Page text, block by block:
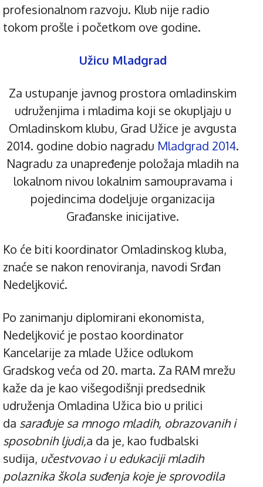
profesionalnom razvoju. Klub nije radio
tokom prošle i početkom ove godine.
Užicu Mladgrad
Za ustupanje javnog prostora omladinskim
udruženjima i mladima koji se okupljaju u
Omladinskom klubu, Grad Užice je avgusta
2014. godine dobio nagradu Mladgrad 2014.
Nagradu za unapređenje položaja mladih na
lokalnom nivou lokalnim samoupravama i
pojedincima dodeljuje organizacija
Građanske inicijative.
Ko će biti koordinator Omladinskog kluba,
znaće se nakon renoviranja, navodi Srđan
Nedeljković.
Po zanimanju diplomirani ekonomista,
Nedeljković je postao koordinator
Kancelarije za mlade Užice odlukom
Gradskog veća od 20. marta. Za RAM mrežu
kaže da je kao višegodišnji predsednik
udruženja Omladina Užica bio u prilici
da sarađuje sa mnogo mladih, obrazovanih i
sposobnih ljudi,a da je, kao fudbalski
sudija, učestvovao i u edukaciji mladih
polaznika škola suđenja koje je sprovodila